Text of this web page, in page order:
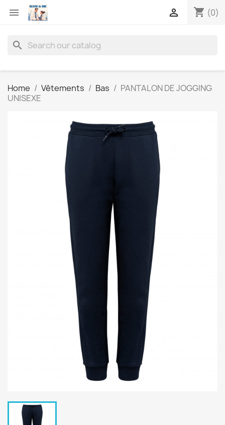
 shopping_cart (0)

search
Home Vêtements Bas
PANTALON DE JOGGING
UNISEXE